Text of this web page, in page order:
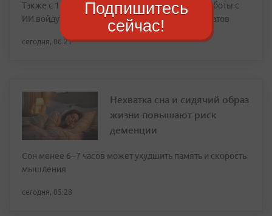
Также с 1 сентября следующего года навыки работы с
ИИ войдут в перечень метапредметных результатов
сегодня, 06:21
Нехватка сна и сидячий образ
жизни повышают риск
деменции
Сон менее 6–7 часов может ухудшить память и скорость
мышления
сегодня, 05:28
Подпишитесь
сейчас!